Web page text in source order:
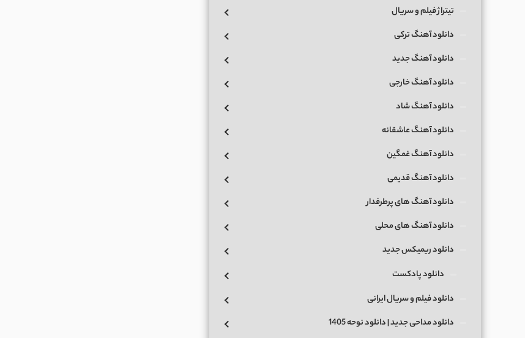
تیتراژ فیلم و سریال
دانلود آهنگ ترکی
دانلود آهنگ جدید
دانلود آهنگ خارجی
دانلود آهنگ شاد
دانلود آهنگ عاشقانه
دانلود آهنگ غمگین
دانلود آهنگ قدیمی
دانلود آهنگ های پرطرفدار
دانلود آهنگ های محلی
دانلود ریمیکس جدید
دانلود پادکست
دانلود فیلم و سریال ایرانی
دانلود مداحی جدید | دانلود نوحه 1405